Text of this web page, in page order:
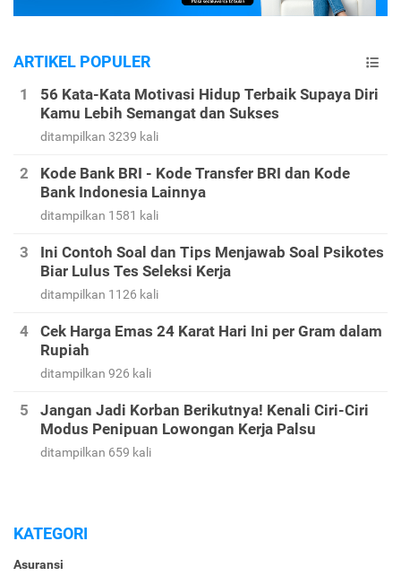
ARTIKEL POPULER
56 Kata-Kata Motivasi Hidup Terbaik Supaya Diri
Kamu Lebih Semangat dan Sukses
ditampilkan 3239 kali
Kode Bank BRI - Kode Transfer BRI dan Kode
Bank Indonesia Lainnya
ditampilkan 1581 kali
Ini Contoh Soal dan Tips Menjawab Soal Psikotes
Biar Lulus Tes Seleksi Kerja
ditampilkan 1126 kali
Cek Harga Emas 24 Karat Hari Ini per Gram dalam
Rupiah
ditampilkan 926 kali
Jangan Jadi Korban Berikutnya! Kenali Ciri-Ciri
Modus Penipuan Lowongan Kerja Palsu
ditampilkan 659 kali
KATEGORI
Asuransi